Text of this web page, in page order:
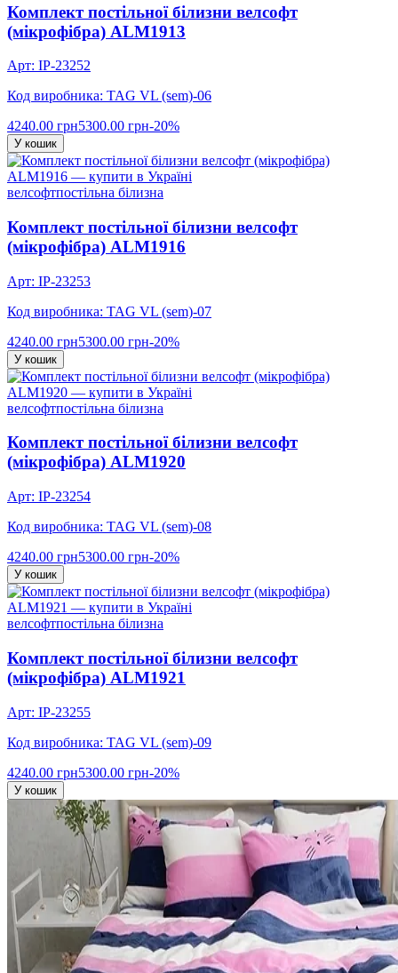
Комплект постільної білизни велсофт
(мікрофібра) ALM1913
Арт: IP-23252
Код виробника: TAG VL (sem)-06
4240.00 грн5300.00 грн-20%
У кошик
велсофтпостільна білизна
Комплект постільної білизни велсофт
(мікрофібра) ALM1916
Арт: IP-23253
Код виробника: TAG VL (sem)-07
4240.00 грн5300.00 грн-20%
У кошик
велсофтпостільна білизна
Комплект постільної білизни велсофт
(мікрофібра) ALM1920
Арт: IP-23254
Код виробника: TAG VL (sem)-08
4240.00 грн5300.00 грн-20%
У кошик
велсофтпостільна білизна
Комплект постільної білизни велсофт
(мікрофібра) ALM1921
Арт: IP-23255
Код виробника: TAG VL (sem)-09
4240.00 грн5300.00 грн-20%
У кошик